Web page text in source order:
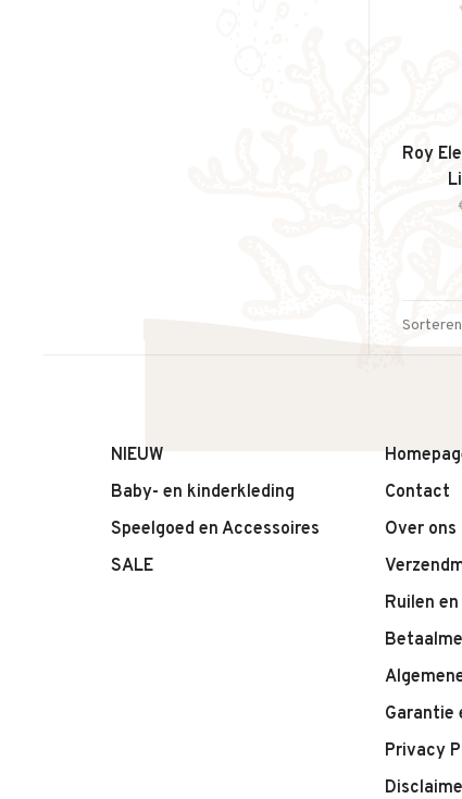
Roy
NIEUW
Baby- en kinderkleding
Speelgoed en Accessoires
SALE
Contact
Over ons
Ruilen
Garantie
Privacy